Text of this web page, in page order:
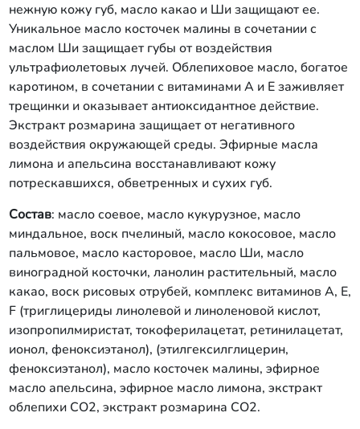
нежную кожу губ, масло какао и Ши защищают ее.
Уникальное масло косточек малины в сочетании с
маслом Ши защищает губы от воздействия
ультрафиолетовых лучей. Облепиховое масло, богатое
каротином, в сочетании с витаминами А и Е заживляет
трещинки и оказывает антиоксидантное действие.
Экстракт розмарина защищает от негативного
воздействия окружающей среды. Эфирные масла
лимона и апельсина восстанавливают кожу
потрескавшихся, обветренных и сухих губ.
Состав: масло соевое, масло кукурузное, масло
миндальное, воск пчелиный, масло кокосовое, масло
пальмовое, масло касторовое, масло Ши, масло
виноградной косточки, ланолин растительный, масло
какао, воск рисовых отрубей, комплекс витаминов А, Е,
F (триглицериды линолевой и линоленовой кислот,
изопропилмиристат, токоферилацетат, ретинилацетат,
ионол, феноксиэтанол), (этилгексилглицерин,
феноксиэтанол), масло косточек малины, эфирное
масло апельсина, эфирное масло лимона, экстракт
облепихи СО2, экстракт розмарина СО2.